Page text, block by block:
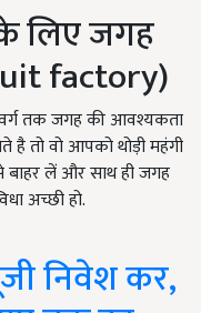
लिए जगह
factory)
तक जगह की आवश्यकता
तो वो आपको थोड़ी महंगी
लें और साथ ही जगह
अच्छी हो.
निवेश कर,